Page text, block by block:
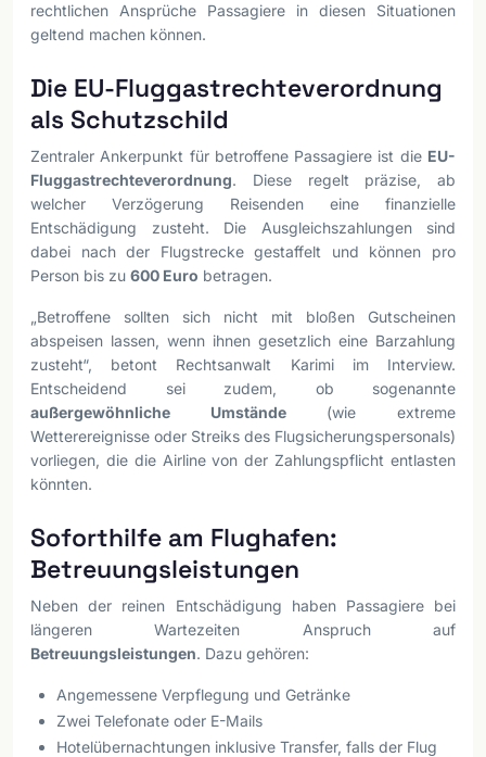
rechtlichen Ansprüche Passagiere in diesen Situationen
geltend machen können.
Die EU-Fluggastrechteverordnung
als Schutzschild
Zentraler Ankerpunkt für betroffene Passagiere ist die EU-
Fluggastrechteverordnung. Diese regelt präzise, ab
welcher Verzögerung Reisenden eine finanzielle
Entschädigung zusteht. Die Ausgleichszahlungen sind
dabei nach der Flugstrecke gestaffelt und können pro
Person bis zu 600 Euro betragen.
„Betroffene sollten sich nicht mit bloßen Gutscheinen
abspeisen lassen, wenn ihnen gesetzlich eine Barzahlung
zusteht“, betont Rechtsanwalt Karimi im Interview.
Entscheidend sei zudem, ob sogenannte
außergewöhnliche Umstände(wie extreme
Wetterereignisse oder Streiks des Flugsicherungspersonals)
vorliegen, die die Airline von der Zahlungspflicht entlasten
könnten.
Soforthilfe am Flughafen:
Betreuungsleistungen
Neben der reinen Entschädigung haben Passagiere bei
längeren Wartezeiten Anspruch auf
Betreuungsleistungen. Dazu gehören:
Angemessene Verpflegung und Getränke
Zwei Telefonate oder E-Mails
Hotelübernachtungen inklusive Transfer, falls der Flug